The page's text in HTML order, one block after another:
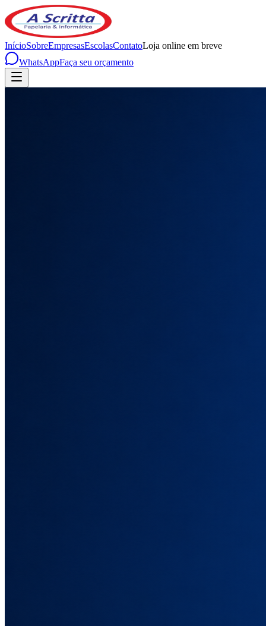
InícioSobreEmpresasEscolasContatoLoja online em breve
WhatsAppFaça seu orçamento